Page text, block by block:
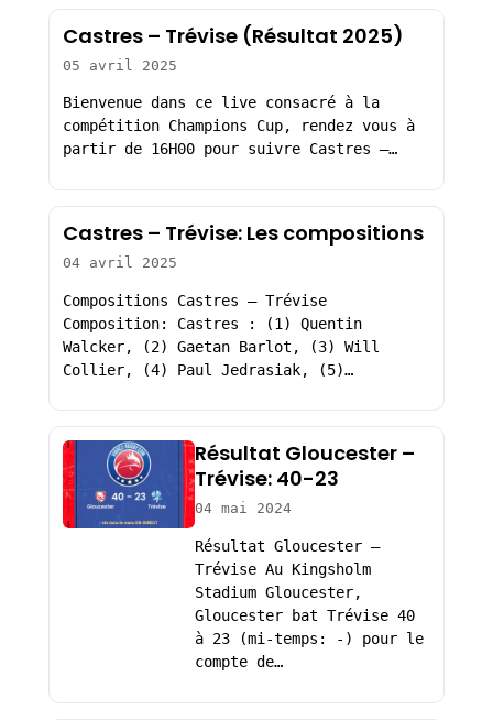
Castres – Trévise (Résultat 2025)
05 avril 2025
Bienvenue dans ce live consacré à la
compétition Champions Cup, rendez vous à
partir de 16H00 pour suivre Castres –…
Castres – Trévise: Les compositions
04 avril 2025
Compositions Castres – Trévise
Composition: Castres : (1) Quentin
Walcker, (2) Gaetan Barlot, (3) Will
Collier, (4) Paul Jedrasiak, (5)…
Résultat Gloucester –
Trévise: 40-23
04 mai 2024
Résultat Gloucester –
Trévise Au Kingsholm
Stadium Gloucester,
Gloucester bat Trévise 40
à 23 (mi-temps: -) pour le
compte de…